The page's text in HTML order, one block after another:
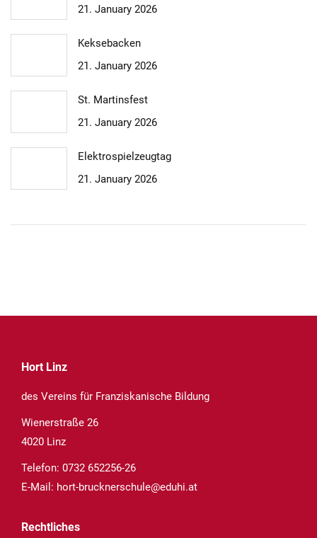
t
i
n
21. January 2026
Keksebacken
21. January 2026
St. Martinsfest
21. January 2026
Elektrospielzeugtag
21. January 2026
Hort Linz
des Vereins für Franziskanische Bildung
Wienerstraße 26
4020 Linz
Telefon: 0732 652256-26
E-Mail: hort-brucknerschule@eduhi.at
Rechtliches